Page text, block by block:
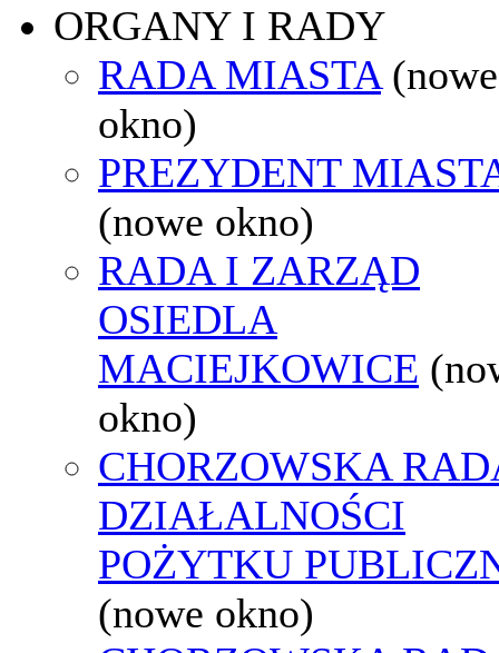
ORGANY I RADY
RADA MIASTA (nowe
okno)
PREZYDENT
(nowe okno)
RADA I ZARZĄD
OSIEDLA
MACIEJKOWICE
okno)
CHORZOWSKA
DZIAŁALNOŚCI
POŻYTKU
(nowe okno)